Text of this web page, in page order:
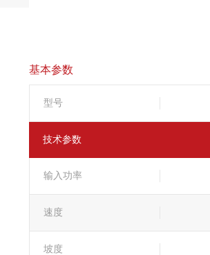
基本参数
型号
技术参数
输入功率
速度
坡度